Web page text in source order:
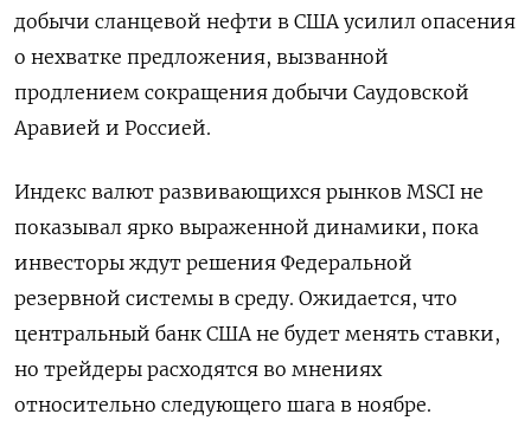
добычи сланцевой нефти в США усилил опасения
о нехватке предложения, вызванной
продлением сокращения добычи Саудовской
Аравией и Россией.
Индекс валют развивающихся рынков MSCI не
показывал ярко выраженной динамики, пока
инвесторы ждут решения Федеральной
резервной системы в среду. Ожидается, что
центральный банк США не будет менять ставки,
но трейдеры расходятся во мнениях
относительно следующего шага в ноябре.